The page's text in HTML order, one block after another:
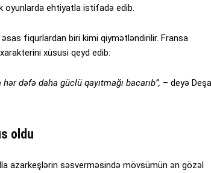
oyunlarda ehtiyatla istifadə edib.
fiqurlardan biri kimi qiymətləndirilir. Fransa
xüsusi qeyd edib:
dəfə daha güclü qayıtmağı bacarıb”, – deyə
oldu
azarkeşlərin səsverməsində mövsümün ən gözəl